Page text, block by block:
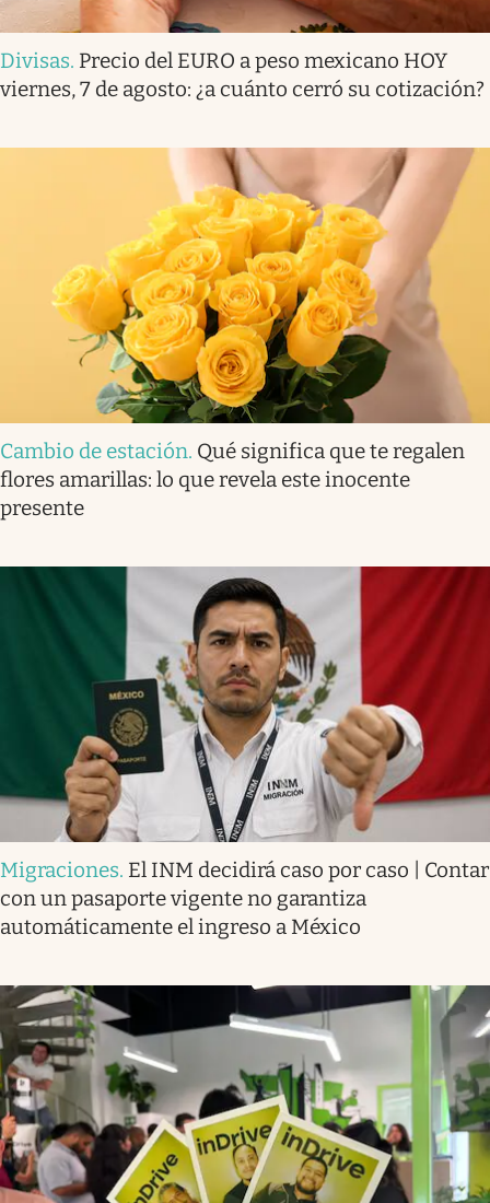
Divisas. Precio del EURO a peso mexicano HOY
viernes, 7 de agosto: ¿a cuánto cerró su cotización?
Cambio de estación. Qué significa que te regalen
flores amarillas: lo que revela este inocente
presente
Migraciones. El INM decidirá caso por caso | Contar
con un pasaporte vigente no garantiza
automáticamente el ingreso a México